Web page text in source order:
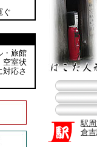
ぐ
・旅館
空室状
対応さ
駅
倉